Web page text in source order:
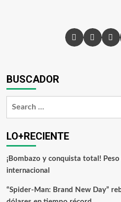
BUSCADOR
LO+RECIENTE
¡Bombazo y conquista total!
internacional
“Spider-Man: Brand New Day”